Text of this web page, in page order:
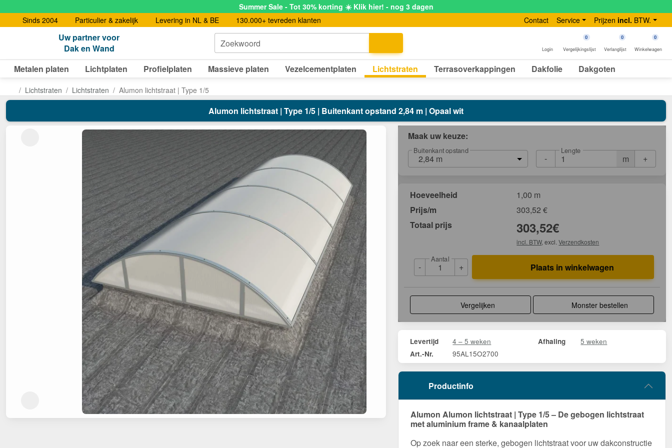
Summer Sale - Tot 30% korting ☀️ Klik hier! - nog 3 dagen
Sinds 2004
Particulier & zakelijk Levering in NL & BE 130.000+ tevreden klanten Contact Service Prijzen incl. BTW.
Uw partner voor
Dak en Wand
Zoekwoord
Login
0
Vergelijkingslijst
0
Verlanglijst
0
Winkelwagen
Metalen platen Lichtplaten Profielplaten Massieve platen Vezelcementplaten Lichtstraten Terrasoverkappingen Dakfolie Dakgoten
Lichtstraten Lichtstraten Alumon lichtstraat | Type 1/5
Alumon lichtstraat | Type 1/5 | Buitenkant opstand 2,84 m | Opaal wit
Maak uw keuze:
Buitenkant opstand
2,84 m - m
Lengte
+
Hoeveelheid
1,00 m
Prijs/m
303,52 €
Totaal prijs
303,52€
incl. BTW, excl.Verzendkosten
-
Aantal
+ Plaats in winkelwagen
Vergelijken Monster bestellen
Levertijd 4 – 5 weken Afhaling 5 weken
Art.-Nr. 95AL15O2700
Productinfo
Alumon Alumon lichtstraat | Type 1/5 – De gebogen lichtstraat
met aluminium frame & kanaalplaten
Op zoek naar een sterke, gebogen lichtstraat voor uw dakconstructie